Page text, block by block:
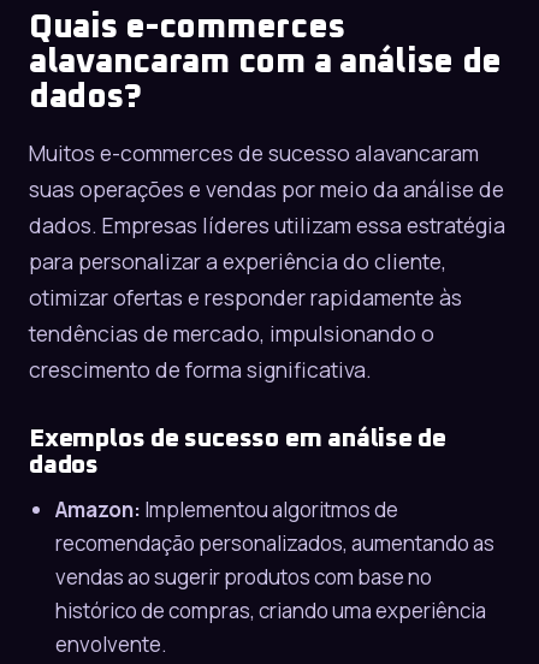
Quais e-commerces
alavancaram com a análise de
dados?
Muitos e-commerces de sucesso alavancaram
suas operações e vendas por meio da análise de
dados. Empresas líderes utilizam essa estratégia
para personalizar a experiência do cliente,
otimizar ofertas e responder rapidamente às
tendências de mercado, impulsionando o
crescimento de forma significativa.
Exemplos de sucesso em análise de
dados
Amazon: Implementou algoritmos de
recomendação personalizados, aumentando as
vendas ao sugerir produtos com base no
histórico de compras, criando uma experiência
envolvente.